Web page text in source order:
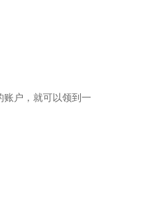
账户，就可以领到一